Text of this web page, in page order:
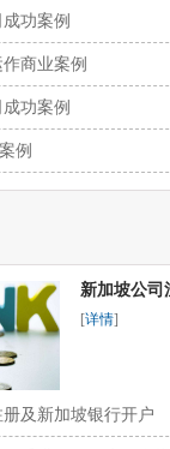
功案例
商业案例
功案例
例
新加坡公司
[详情]
及新加坡银行开户